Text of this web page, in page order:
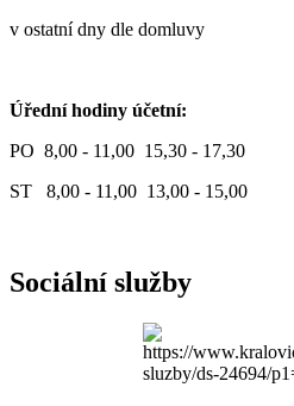
v ostatní dny dle domluvy
Úřední hodiny účetní:
PO 8,00 - 11,00 15,30 - 17,30
ST 8,00 - 11,00 13,00 - 15,00
Sociální služby